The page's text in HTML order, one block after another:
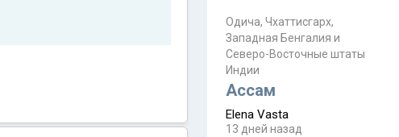
Пока
Прочитайте! У моих двух
знакомых вот так увели
аккаунты
Одича, Чхаттисгарх,
Западная Бенгалия и
Северо-Восточные штаты
Индии
Ассам
Elena Vasta
13 дней назад